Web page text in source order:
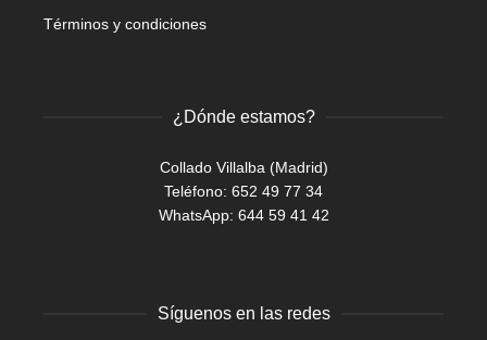
Términos y condiciones
¿Dónde estamos?
Collado Villalba (Madrid)
Teléfono: 652 49 77 34
WhatsApp: 644 59 41 42
Síguenos en las redes